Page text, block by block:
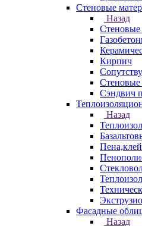
Стеновые
Назад
Стеновые
Кирпич
Стеновые
Сэндвич
Назад
Фасадные
Назад